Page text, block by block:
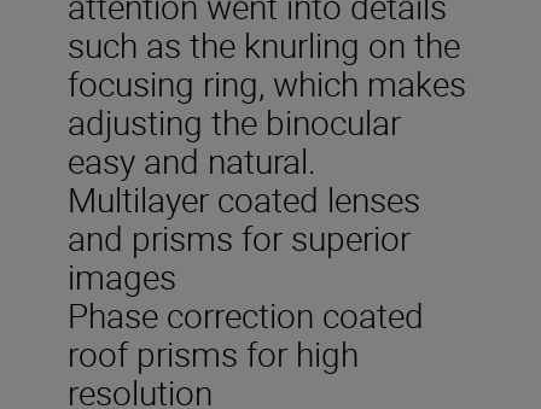
such as the knurling on the
focusing ring, which makes
adjusting the binocular
easy and natural.
Multilayer coated lenses
and prisms for superior
images
Phase correction coated
roof prisms for high
resolution